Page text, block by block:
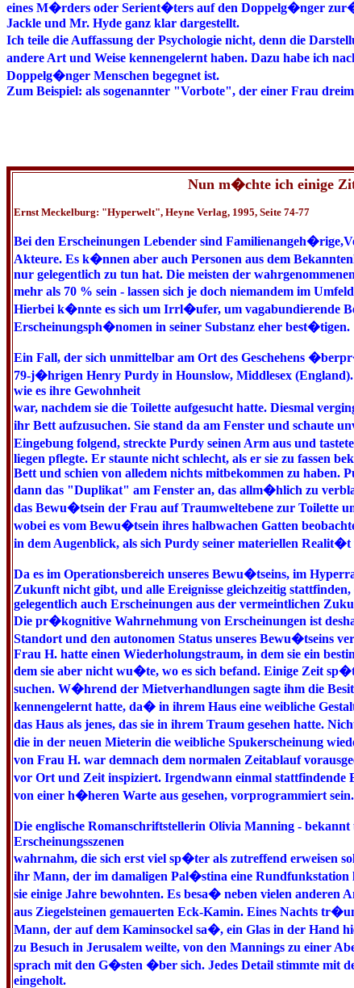
eines M�rders oder Serient�ters auf den Doppelg�nger
Jackle und Mr. Hyde ganz klar dargestellt.
Ich teile die Auffassung der Psychologie nicht, denn die
andere Art und Weise kennengelernt haben. Dazu habe ich
Doppelg�nger Menschen begegnet ist.
Zum Beispiel: als sogenannter "Vorbote", der einer Frau
Nun m�chte ich einige
Ernst Meckelburg: "Hyperwelt", Heyne Verlag, 1995, Seite 74-77
Bei den Erscheinungen Lebender sind
Akteure. Es k�nnen aber auch Personen aus dem
nur gelegentlich zu tun hat. Die meisten der
mehr als 70 % sein - lassen sich je doch niemandem im
Hierbei k�nnte es sich um Irrl�ufer, um vagabundierende
Erscheinungsph�nomen in seiner Substanz eher best�tigen.
Ein Fall, der sich unmittelbar am Ort des Geschehens
79-j�hrigen Henry Purdy in Hounslow, Middlesex (England).
wie es ihre Gewohnheit
war, nachdem sie die Toilette aufgesucht hatte. Diesmal
ihr Bett aufzusuchen. Sie stand da am Fenster und schaute
Eingebung folgend, streckte Purdy seinen Arm aus und
liegen pflegte. Er staunte nicht schlecht, als er sie zu fassen
Bett und schien von alledem nichts mitbekommen zu haben.
dann das "Duplikat" am Fenster an, das allm�hlich zu
das Bewu�tsein der Frau auf Traumweltebene zur Toilette
wobei es vom Bewu�tsein ihres halbwachen Gatten
in dem Augenblick, als sich Purdy seiner materiellen
Da es im Operationsbereich unseres Bewu�tseins, im
Zukunft nicht gibt, und alle Ereignisse gleichzeitig
gelegentlich auch Erscheinungen aus der vermeintlichen
Die pr�kognitive Wahrnehmung von Erscheinungen ist
Standort und den autonomen Status unseres Bewu�tseins
Frau H. hatte einen Wiederholungstraum, in dem sie ein
dem sie aber nicht wu�te, wo es sich befand. Einige Zeit
suchen. W�hrend der Mietverhandlungen sagte ihm die
kennengelernt hatte, da� in ihrem Haus eine weibliche
das Haus als jenes, das sie in ihrem Traum gesehen hatte.
die in der neuen Mieterin die weibliche Spukerscheinung
von Frau H. war demnach dem normalen Zeitablauf
vor Ort und Zeit inspiziert. Irgendwann einmal stattfindende
von einer h�heren Warte aus gesehen, vorprogrammiert sein.
Die englische Romanschriftstellerin Olivia Manning -
Erscheinungsszenen
wahrnahm, die sich erst viel sp�ter als zutreffend erweisen
ihr Mann, der im damaligen Pal�stina eine Rundfunkstation
sie einige Jahre bewohnten. Es besa� neben vielen anderen
aus Ziegelsteinen gemauerten Eck-Kamin. Eines Nachts
Mann, der auf dem Kaminsockel sa�, ein Glas in der Hand
zu Besuch in Jerusalem weilte, von den Mannings zu einer
sprach mit den G�sten �ber sich. Jedes Detail stimmte mit
eingeholt.